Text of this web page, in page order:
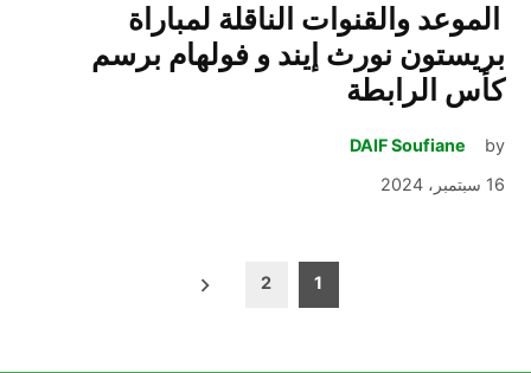
الموعد والقنوات الناقلة لمباراة
بريستون نورث إيند و فولهام برسم
كأس الرابطة
by
DAIF Soufiane
16 سبتمبر، 2024
1
2